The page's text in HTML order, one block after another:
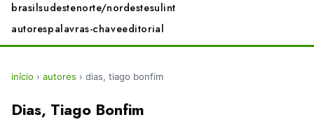
brasilsudestenorte/nordestesulint
autorespalavras-chaveeditorial
início › autores › dias, tiago bonfim
Dias, Tiago Bonfim